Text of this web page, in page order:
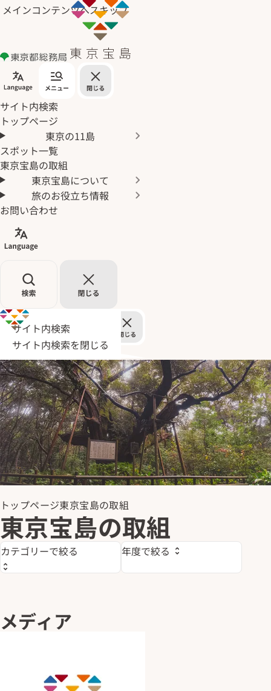
メインコンテンツへスキップ
サイト内検索
トップページ
東京の11島
スポット一覧
東京宝島の取組
東京宝島について
旅のお役立ち情報
お問い合わせ
サイト内検索
サイト内検索を閉じる
トップページ東京宝島の取組
東京宝島の取組
メディア